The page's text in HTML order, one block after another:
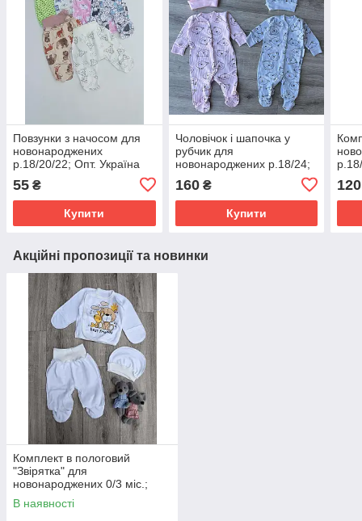
Повзунки з начосом для
новонароджених
р.18/20/22; Опт. Україна
55 ₴
Купити
Чоловічок і шапочка у
рубчик для
новонароджених р.18/24;
160₴
Купити
120
Акційні пропозиції та новинки
Комплект в пологовий
"Звірятка" для
новонароджених 0/3 міс.;
Гурт. Україна
В наявності